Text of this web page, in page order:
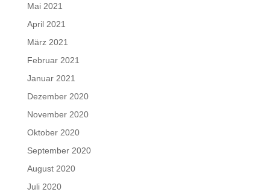
Mai 2021
April 2021
März 2021
Februar 2021
Januar 2021
Dezember 2020
November 2020
Oktober 2020
September 2020
August 2020
Juli 2020